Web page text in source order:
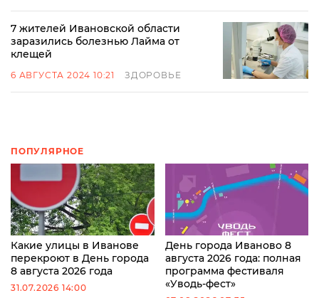
7 жителей Ивановской области
заразились болезнью Лайма от
клещей
6 АВГУСТА 2024 10:21 ЗДОРОВЬЕ
ПОПУЛЯРНОЕ
Какие улицы в Иванове
перекроют в День города
8 августа 2026 года
31.07.2026 14:00
День города Иваново 8
августа 2026 года: полная
программа фестиваля
«Уводь-фест»